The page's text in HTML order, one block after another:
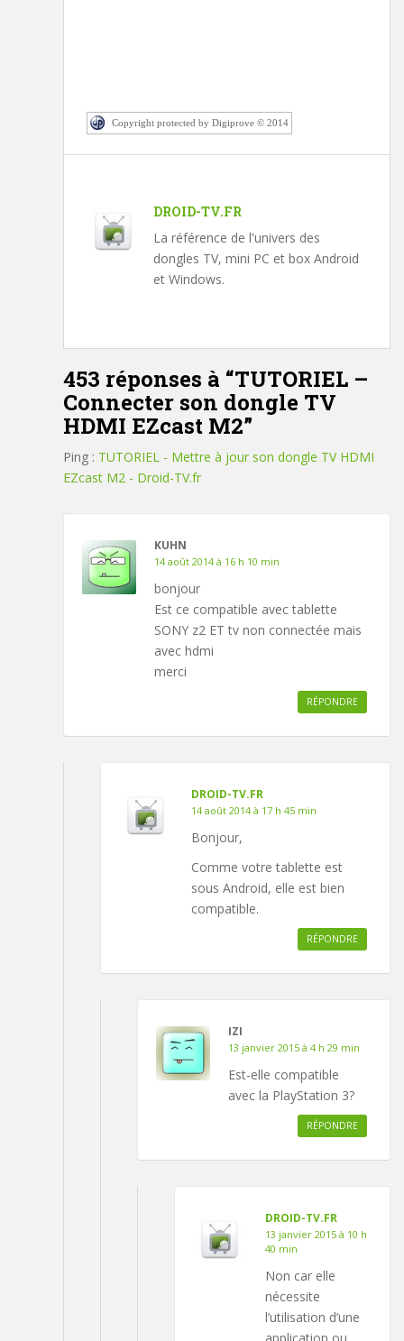
Copyright protected by Digiprove © 2014
DROID-TV.FR
La référence de l'univers des
dongles TV, mini PC et box Android
et Windows.
453 réponses à “TUTORIEL –
Connecter son dongle TV
HDMI EZcast M2”
Ping : TUTORIEL - Mettre à jour son dongle TV HDMI
EZcast M2 - Droid-TV.fr
KUHN
14 août 2014 à 16 h 10 min
bonjour
Est ce compatible avec tablette
SONY z2 ET tv non connectée mais
avec hdmi
merci
RÉPONDRE
DROID-TV.FR
14 août 2014 à 17 h 45 min
Bonjour,
Comme votre tablette est
sous Android, elle est bien
compatible.
RÉPONDRE
IZI
13 janvier 2015 à 4 h 29 min
Est-elle compatible
avec la PlayStation 3?
RÉPONDRE
DROID-TV.FR
13 janvier 2015 à 10 h
40 min
Non car elle
nécessite
l’utilisation d’une